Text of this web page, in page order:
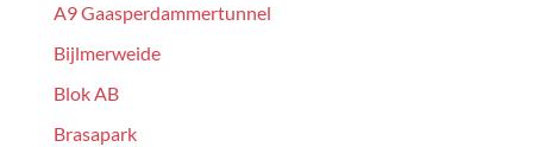
A9 Gaasperdammertunnel
Bijlmerweide
Blok AB
Brasapark